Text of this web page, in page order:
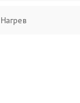
Нагрев